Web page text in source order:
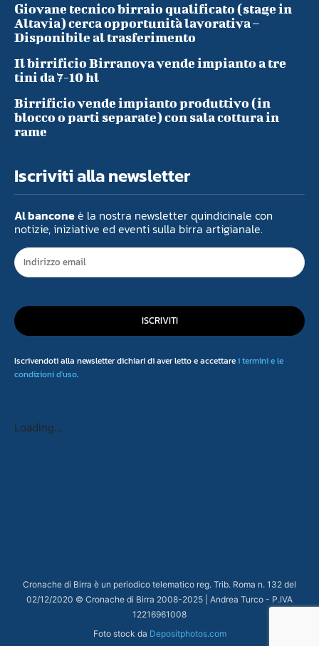
Giovane tecnico birraio qualificato (stage in
Altavia) cerca opportunità lavorativa –
Disponibile al trasferimento
Il birrificio Birranova vende impianto a tre
tini da 7-10 hl
Birrificio vende impianto produttivo (in
blocco o parti separate) con sala cottura in
rame
Iscriviti alla newsletter
Al banconeè la nostra newsletter quindicinale con
notizie, iniziative ed eventi sulla birra artigianale.
ISCRIVITI
Iscrivendoti alla newsletter dichiari di aver letto e accettarei termini e le
condizioni d'uso.
Loading...
Cronache di Birra è un periodico telematico reg. Trib. Roma n. 132 del
02/12/2020 © Cronache di Birra 2008-2025 | Andrea Turco - P.IVA
12216961008
Foto stock da Depositphotos.com